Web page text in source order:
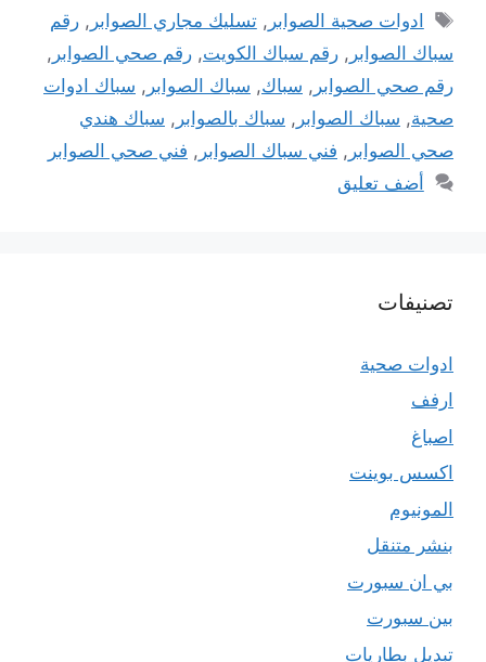
الوسوم
ادوات صحية الصوابر ,تسليك مجاري الصوابر ,رقم
سباك الصوابر , رقم سباك الكويت, رقم صحي الصوابر ,
رقم صحي الصوابر , سباك, سباك الصوابر , سباك ادوات
صحية, سباك الصوابر , سباك بالصوابر , سباك هندي
صحي الصوابر , فني سباك الصوابر , فني صحي الصوابر
أضف تعليق
تصنيفات
ادوات صحية
ارفف
اصباغ
اكسس بوينت
المونيوم
بنشر متنقل
بي ان سبورت
بين سبورت
تبديل بطاريات